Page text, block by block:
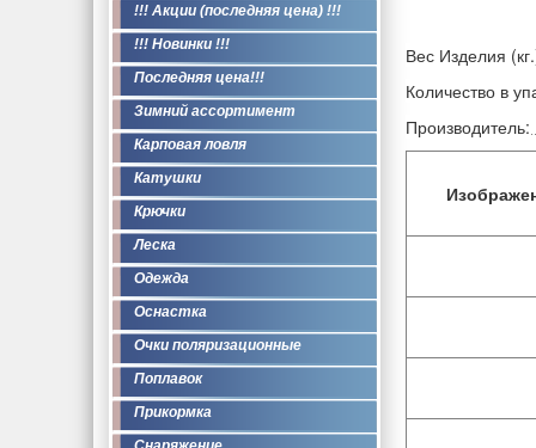
!!! Акции (последняя цена) !!!
!!! Новинки !!!
Последняя цена!!!
Зимний ассортимент
Карповая ловля
Катушки
Крючки
Леска
Одежда
Оснастка
Очки поляризационные
Поплавок
Прикормка
Вес Изделия
Количество в
Производитель: